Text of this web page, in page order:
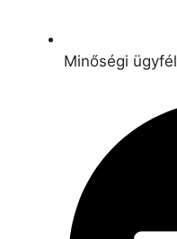
Minőségi